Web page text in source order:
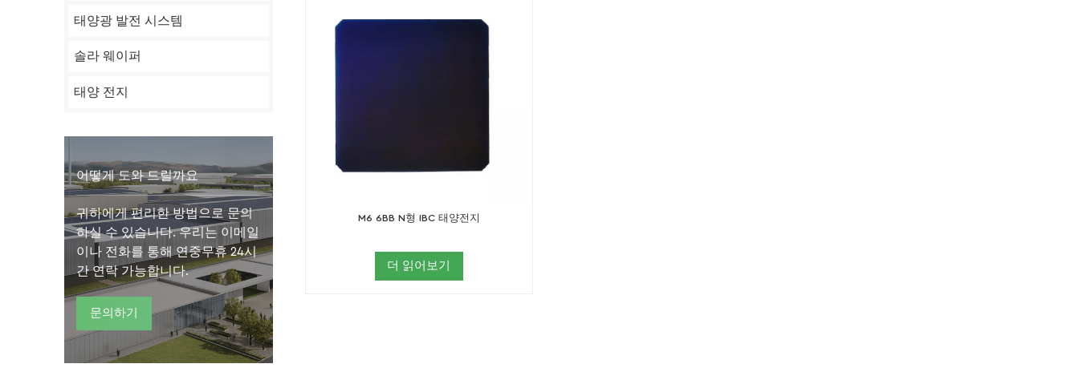
태양광 발전 시스템
솔라 웨이퍼
태양 전지
어떻게 도와 드릴까요
귀하에게 편리한 방법으로 문의
하실 수 있습니다. 우리는 이메일
이나 전화를 통해 연중무휴 24시
간 연락 가능합니다.
문의하기
M6 6BB N형 IBC 태양전지
더 읽어보기